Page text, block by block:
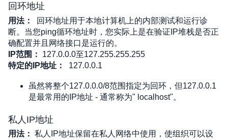
回环地址
用法：
回环地址用于本地计算机上的内部测试和运行诊
断。当您ping循环地址时，您实际上是在验证IP堆栈是否正
确配置并且网络接口是运行的。
IP范围：
127.0.0.0至127.255.255.255
特定的IP地址：
127.0.0.1
虽然将整个127.0.0.0/8范围指定为回环，但127.0.0.1
是最常用的IP地址 - 通常称为" localhost"。
私人IP地址
用法： 私人IP地址保留在私人网络中使用，使组织可以设